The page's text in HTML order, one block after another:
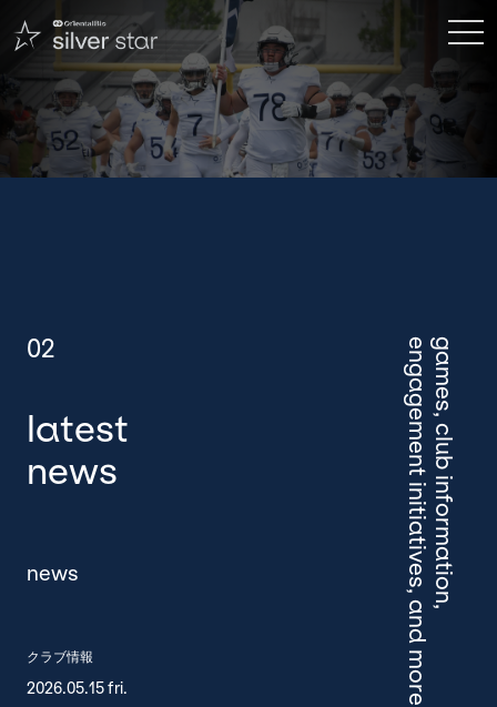
latest
news
news
クラブ情報
2026.05.15 fri.
games, club information,
engagement initiatives, and more